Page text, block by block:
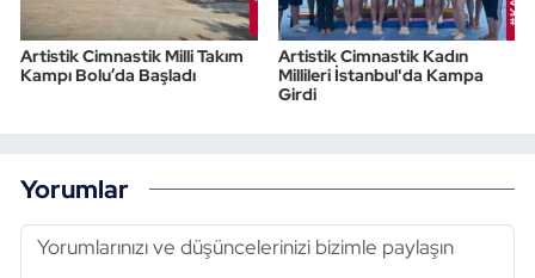
Artistik Cimnastik Milli Takım
Kampı Bolu’da Başladı
Artistik Cimnastik Kadın
Millileri İstanbul'da Kampa
Girdi
Yorumlar